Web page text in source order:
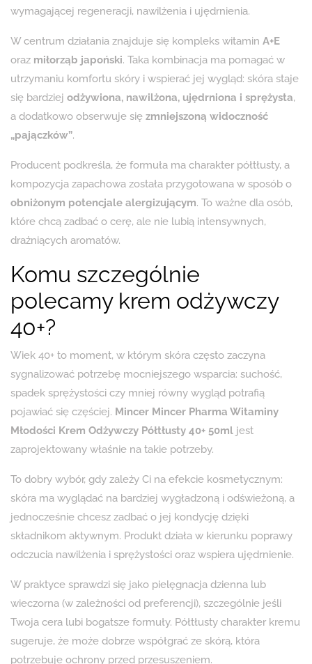
wymagającej regeneracji, nawilżenia i ujędrnienia.
W centrum działania znajduje się kompleks witamin A+E
oraz miłorząb japoński. Taka kombinacja ma pomagać w
utrzymaniu komfortu skóry i wspierać jej wygląd: skóra staje
się bardziej odżywiona, nawilżona, ujędrniona i sprężysta,
a dodatkowo obserwuje się zmniejszoną widoczność
„pajączków”.
Producent podkreśla, że formuła ma charakter półtłusty, a
kompozycja zapachowa została przygotowana w sposób o
obniżonym potencjale alergizującym. To ważne dla osób,
które chcą zadbać o cerę, ale nie lubią intensywnych,
drażniących aromatów.
Komu szczególnie
polecamy krem odżywczy
40+?
Wiek 40+ to moment, w którym skóra często zaczyna
sygnalizować potrzebę mocniejszego wsparcia: suchość,
spadek sprężystości czy mniej równy wygląd potrafią
pojawiać się częściej. Mincer Mincer Pharma Witaminy
Młodości Krem Odżywczy Półtłusty 40+ 50ml jest
zaprojektowany właśnie na takie potrzeby.
To dobry wybór, gdy zależy Ci na efekcie kosmetycznym:
skóra ma wyglądać na bardziej wygładzoną i odświeżoną, a
jednocześnie chcesz zadbać o jej kondycję dzięki
składnikom aktywnym. Produkt działa w kierunku poprawy
odczucia nawilżenia i sprężystości oraz wspiera ujędrnienie.
W praktyce sprawdzi się jako pielęgnacja dzienna lub
wieczorna (w zależności od preferencji), szczególnie jeśli
Twoja cera lubi bogatsze formuły. Półtłusty charakter kremu
sugeruje, że może dobrze współgrać ze skórą, która
potrzebuje ochrony przed przesuszeniem.